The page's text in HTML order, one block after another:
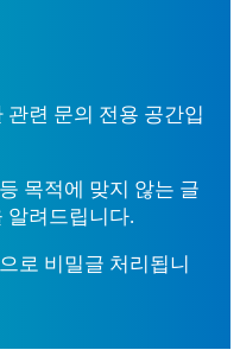
관련 문의 전용 공간입
목적에 맞지 않는 글
알려드립니다.
로 비밀글 처리됩니